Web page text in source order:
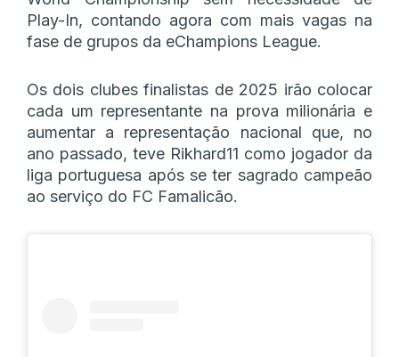
Play-In, contando agora com mais vagas na
fase de grupos da eChampions League.
Os dois clubes finalistas de 2025 irão colocar
cada um representante na prova milionária e
aumentar a representação nacional que, no
ano passado, teve Rikhard11 como jogador da
liga portuguesa após se ter sagrado campeão
ao serviço do FC Famalicão.